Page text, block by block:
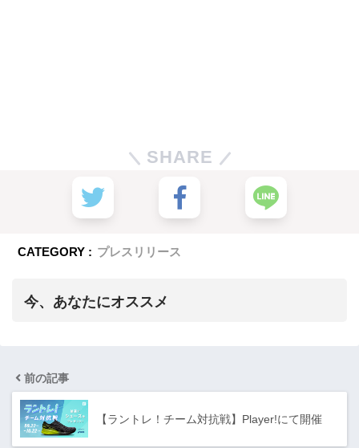
SHARE
CATEGORY : プレスリリース
今、あなたにオススメ
前の記事
【ラントレ！チーム対抗戦】Player!にて開催